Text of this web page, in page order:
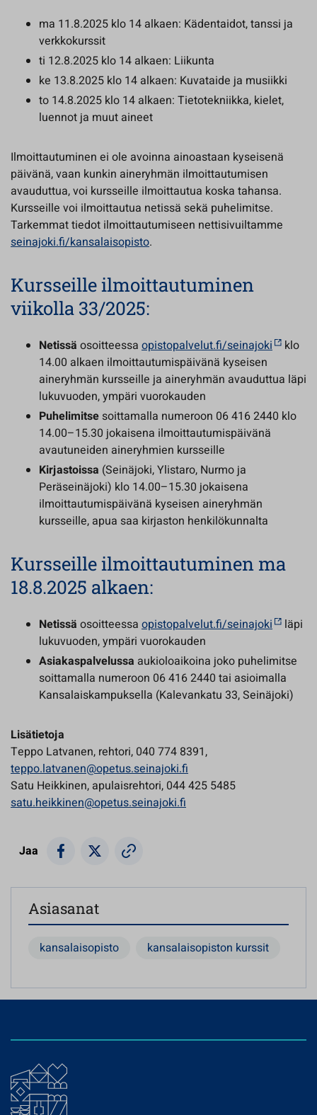
ma 11.8.2025 klo 14 alkaen: Kädentaidot, tanssi ja
verkkokurssit
ti 12.8.2025 klo 14 alkaen: Liikunta
ke 13.8.2025 klo 14 alkaen: Kuvataide ja musiikki
to 14.8.2025 klo 14 alkaen: Tietotekniikka, kielet,
luennot ja muut aineet
Ilmoittautuminen ei ole avoinna ainoastaan kyseisenä
päivänä, vaan kunkin aineryhmän ilmoittautumisen
avauduttua, voi kursseille ilmoittautua koska tahansa.
Kursseille voi ilmoittautua netissä sekä puhelimitse.
Tarkemmat tiedot ilmoittautumiseen nettisivuiltamme
seinajoki.fi/kansalaisopisto.
Kursseille ilmoittautuminen
viikolla 33/2025:
Netissä osoitteessa opistopalvelut.fi/seinajoki
klo
14.00 alkaen ilmoittautumispäivänä kyseisen
aineryhmän kursseille ja aineryhmän avauduttua läpi
lukuvuoden, ympäri vuorokauden
Puhelimitse soittamalla numeroon 06 416 2440 klo
14.00–15.30 jokaisena ilmoittautumispäivänä
avautuneiden aineryhmien kursseille
Kirjastoissa (Seinäjoki, Ylistaro, Nurmo ja
Peräseinäjoki) klo 14.00–15.30 jokaisena
ilmoittautumispäivänä kyseisen aineryhmän
kursseille, apua saa kirjaston henkilökunnalta
Kursseille ilmoittautuminen ma
18.8.2025 alkaen:
Netissä osoitteessa opistopalvelut.fi/seinajoki
läpi
lukuvuoden, ympäri vuorokauden
Asiakaspalvelussa aukioloaikoina joko puhelimitse
soittamalla numeroon 06 416 2440 tai asioimalla
Kansalaiskampuksella (Kalevankatu 33, Seinäjoki)
Lisätietoja
Teppo Latvanen, rehtori, 040 774 8391,
teppo.latvanen@opetus.seinajoki.fi
Satu Heikkinen, apulaisrehtori, 044 425 5485
satu.heikkinen@opetus.seinajoki.fi
Jaa
Asiasanat
kansalaisopisto kansalaisopiston kurssit